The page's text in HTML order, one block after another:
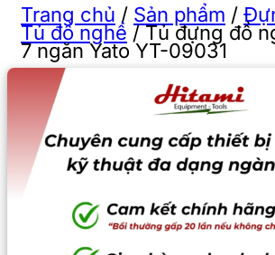
Trang chủ / Sản phẩm /
Tủ đồ nghề /Tủ đựng đồ
7 ngăn Yato YT-09031